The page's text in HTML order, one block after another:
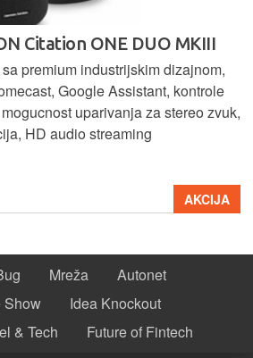
Citation ONE DUO MKIII
premium industrijskim dizajnom,
Google Assistant, kontrole
uparivanja za stereo zvuk,
HD audio streaming
AKCIJA
Mreža
Autonet
Show
Idea Knockout
& Tech
Future of Fintech